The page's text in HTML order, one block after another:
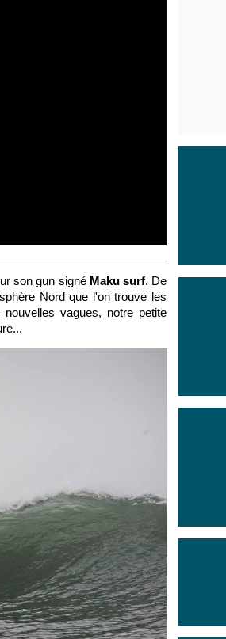
son gun signé Maku surf. De
Nord que l'on trouve les
vagues, notre petite